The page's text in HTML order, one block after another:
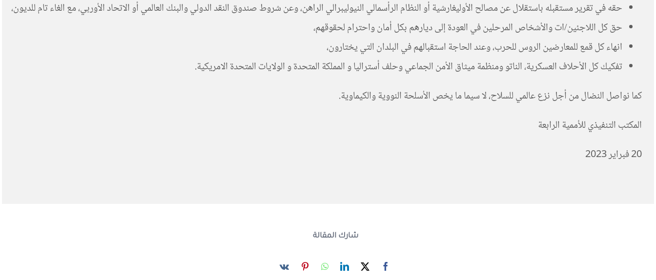
حقه في تقرير مستقبله باستقلال عن مصالح الأوليغارشية أو النظام الرأسمالي النيوليبرالي الراهن، وعن شروط صندوق النقد الدولي والبنك العالمي أو الاتحاد الأوربي، مع الغاء تام للديون،
حق كل اللاجئين/ات والأشخاص المرحلين في العودة إلى ديارهم بكل أمان واحترام لحقوقهم،
انهاء كل قمع للمعارضين الروس للحرب، وعند الحاجة استقبالهم في البلدان التي يختارون،
تفكيك كل الأحلاف العسكرية، الناتو ومنظمة ميثاق الأمن الجماعي وحلف أستراليا و المملكة المتحدة و الولايات المتحدة الامريكية.
كما نواصل النضال من أجل نزع عالمي للسلاح، لا سيما ما يخص الأسلحة النووية والكيماوية.
المكتب التنفيذي للأممية الرابعة
20 فبراير 2023
شارك المقالة